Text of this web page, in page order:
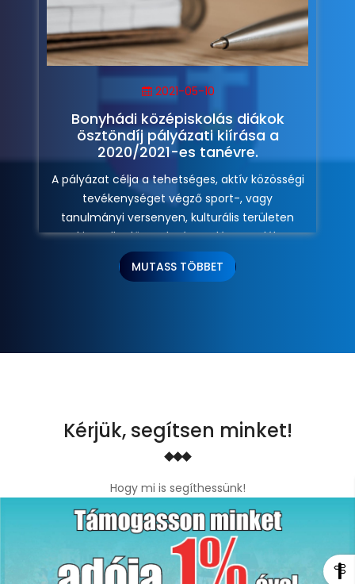
2021-05-10
Bonyhádi középiskolás diákok
ösztöndíj pályázati kiírása a
2020/2021-es tanévre.
A pályázat célja a tehetséges, aktív közösségi
tevékenységet végző sport-, vagy
tanulmányi versenyen, kulturális területen
kiemelkedő eredményt elért tanulók
támogatása.
MUTASS TÖBBET
Kérjük, segítsen minket!
Hogy mi is segíthessünk!